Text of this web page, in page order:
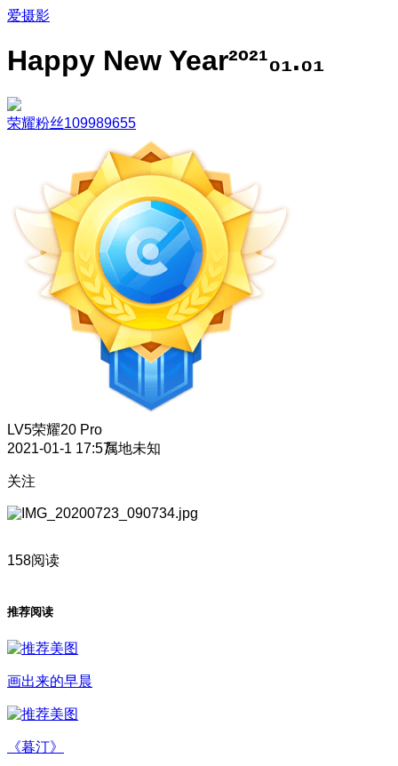
爱摄影
️Happy New Year²º²¹₀₁.₀₁
荣耀粉丝109989655
LV5荣耀20 Pro
2021-01-1 17:57属地未知
关注
158阅读
推荐阅读
画出来的早晨
《暮汀》